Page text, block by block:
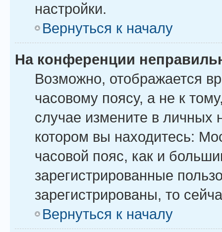
настройки.
Вернуться к началу
На конференции
Возможно, отображается
часовому поясу, а не к
случае измените в личных
котором вы находитесь:
часовой пояс, как и
зарегистрированные
зарегистрированы, то
Вернуться к началу